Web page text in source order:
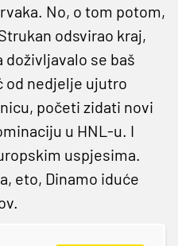
No, o tom potom,
odsvirao kraj,
doživljavalo se baš
od nedjelje ujutro
početi zidati novi
u HNL-u. I
uspjesima.
eto, Dinamo iduće